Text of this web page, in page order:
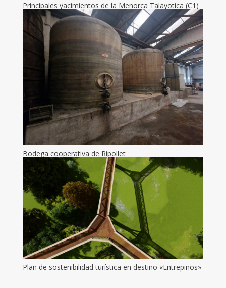
Principales yacimientos de la Menorca Talayotica (C1)
Bodega cooperativa de Ripollet
Plan de sostenibilidad turística en destino «Entrepinos»